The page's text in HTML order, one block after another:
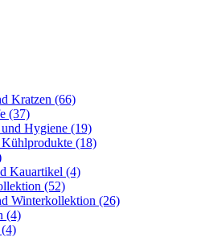
Kratzen (66)
(37)
Hygiene (19)
(18)
Kauartikel (4)
(52)
Winterkollektion (26)
(4)